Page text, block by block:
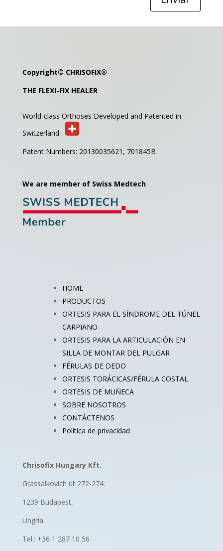
Copyright© CHRISOFIX®
THE FLEXI-FIX HEALER
World-class Orthoses Developed and Patented in
Switzerland
Patent Numbers: 20130035621, 701845B
We are member of Swiss Medtech
HOME
PRODUCTOS
ORTESIS PARA EL SÍNDROME DEL TÚNEL
CARPIANO
ORTESIS PARA LA ARTICULACIÓN EN
SILLA DE MONTAR DEL PULGAR
FÉRULAS DE DEDO
ORTESIS TORÁCICAS/FÉRULA COSTAL
ORTESIS DE MUÑECA
SOBRE NOSOTROS
CONTÁCTENOS
Política de privacidad
Chrisofix Hungary Kft.
Grassalkovich út 272-274.
1239 Budapest,
Ungría
Tel.: +36 1 287 10 56